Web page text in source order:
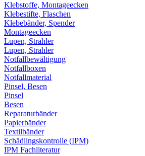
Klebstoffe, Montageecken
Klebestifte, Flaschen
Klebebänder, Spender
Montageecken
Lupen, Strahler
Lupen, Strahler
Notfallbewältigung
Notfallboxen
Notfallmaterial
Pinsel, Besen
Pinsel
Besen
Reparaturbänder
Papierbänder
Textilbänder
Schädlingskontrolle (IPM)
IPM Fachliteratur